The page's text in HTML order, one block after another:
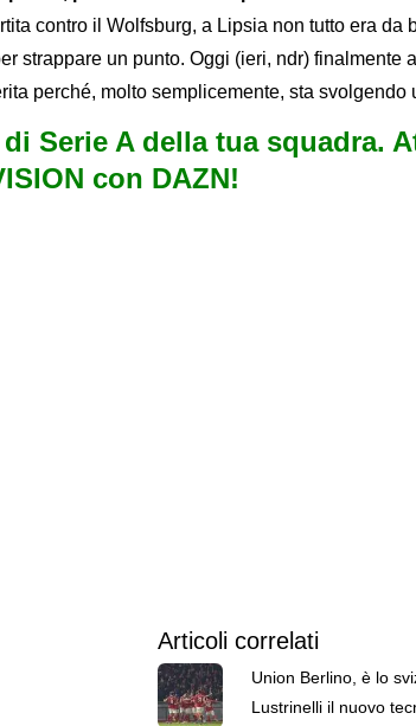
contro il Wolfsburg, a Lipsia non tutto era da
strappare un punto. Oggi (ieri, ndr) finalmente
perché, molto semplicemente, sta svolgendo
Serie A della tua squadra.
con DAZN!
Articoli correlati
Union Berlino, è lo
Lustrinelli il nuovo